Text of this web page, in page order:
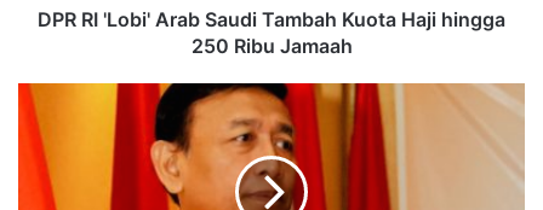
DPR RI 'Lobi' Arab Saudi Tambah Kuota Haji hingga
250 Ribu Jamaah